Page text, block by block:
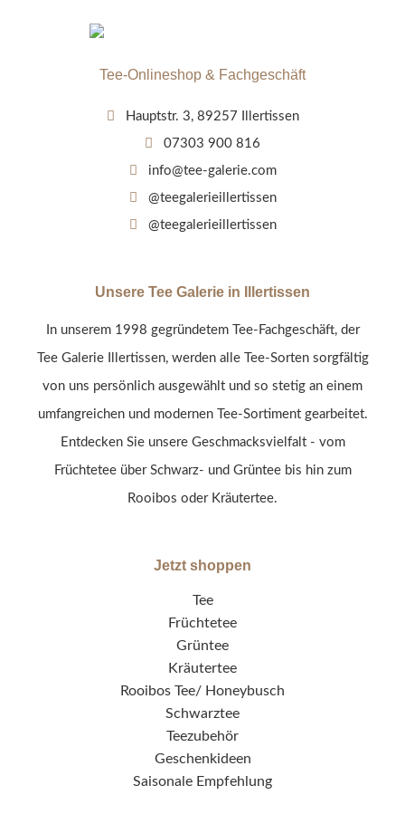
Tee-Onlineshop & Fachgeschäft
Hauptstr. 3, 89257 Illertissen
07303 900 816
info@tee-galerie.com
@teegalerieillertissen
@teegalerieillertissen
Unsere Tee Galerie in Illertissen
In unserem 1998 gegründetem Tee-Fachgeschäft, der
Tee Galerie Illertissen, werden alle Tee-Sorten sorgfältig
von uns persönlich ausgewählt und so stetig an einem
umfangreichen und modernen Tee-Sortiment gearbeitet.
Entdecken Sie unsere Geschmacksvielfalt - vom
Früchtetee über Schwarz- und Grüntee bis hin zum
Rooibos oder Kräutertee.
Jetzt shoppen
Tee
Früchtetee
Grüntee
Kräutertee
Rooibos Tee/ Honeybusch
Schwarztee
Teezubehör
Geschenkideen
Saisonale Empfehlung